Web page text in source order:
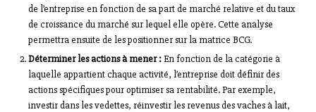
de l’entreprise en fonction de sa part de marché relative et du taux
de croissance du marché sur lequel elle opère. Cette analyse
permettra ensuite de les positionner sur la matrice BCG.
Déterminer les actions à mener :En fonction de la catégorie à
laquelle appartient chaque activité, l’entreprise doit définir des
actions spécifiques pour optimiser sa rentabilité. Par exemple,
investir dans les vedettes, réinvestir les revenus des vaches à lait,